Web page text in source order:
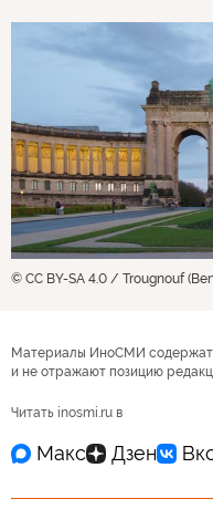
© CC BY-SA 4.0 / Trougnouf
Материалы ИноСМИ содержат
и не отражают позицию
Читать inosmi.ru в